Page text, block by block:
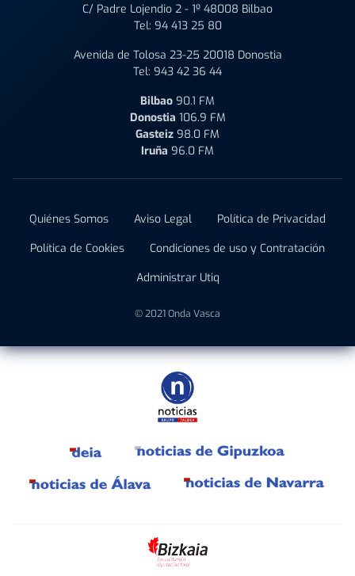
C/ Padre Lojendio 2 - 1º 48008 Bilbao
Tel: 94 413 25 80
Avenida de Tolosa 23-25 20018 Donostia
Tel: 943 42 36 44
Bilbao 90.1 FM
Donostia 106.9 FM
Gasteiz 98.0 FM
Iruña 96.0 FM
Quiénes Somos Aviso Legal
Política de Privacidad
Política de Cookies
Condiciones de uso y Contratación
Administrar Utiq
© 2021 Onda Vasca